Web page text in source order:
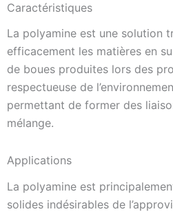
Caractéristiques
La polyamine est une solution
efficacement les matières en
de boues produites lors des
respectueuse de
permettant de former des
mélange.
Applications
La polyamine est
solides indésirables de